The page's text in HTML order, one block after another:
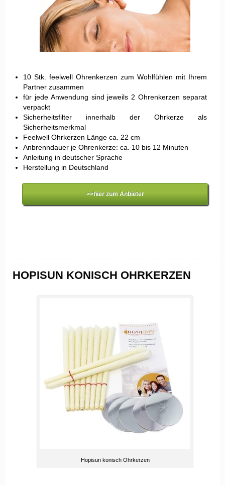
10 Stk. feelwell Ohrenkerzen zum Wohlfühlen mit Ihrem
Partner zusammen
für jede Anwendung sind jeweils 2 Ohrenkerzen separat
verpackt
Sicherheitsfilter innerhalb der Ohrkerze als
Sicherheitsmerkmal
Feelwell Ohrkerzen Länge ca. 22 cm
Anbrenndauer je Ohrenkerze: ca. 10 bis 12 Minuten
Anleitung in deutscher Sprache
Herstellung in Deutschland
>>hier zum Anbieter
HOPISUN KONISCH OHRKERZEN
Hopisun konisch Ohrkerzen